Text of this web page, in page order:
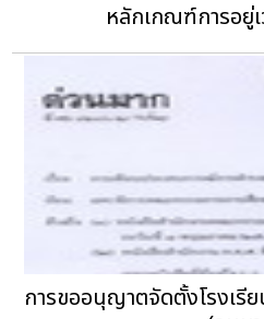
หลักเกณฑ์การอยู่
การขออนุญาตจัดตั้งโรงเรี